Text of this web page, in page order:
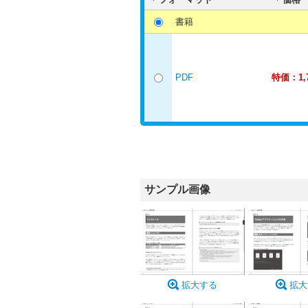
書籍
PDF 特価：
サンプル画像
拡大する 拡